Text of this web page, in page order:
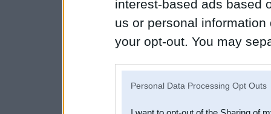
interest-based ads based
us or personal
your opt-out. You may
Personal Data Processing Opt Outs